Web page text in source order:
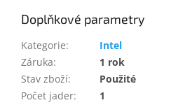
Doplňkové parametry
Kategorie:
Intel
Záruka:
1 rok
Stav zboží:
Použité
Počet jader:
1